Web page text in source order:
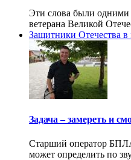
Эти слова были одними
ветерана Великой
Защитники Отечества в
Задача – замереть и
Старший оператор
может определить по